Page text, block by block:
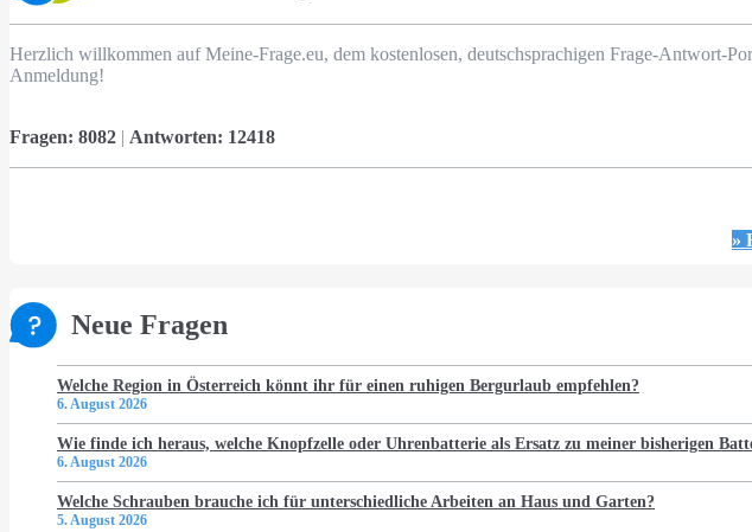
Herzlich willkommen auf Meine-Frage.eu, dem kostenlosen, deutschsprachigen Frage-Antwort-
Anmeldung!
Fragen: 8082 | Antworten: 12418
»
Neue Fragen
Welche Region in Österreich könnt ihr für einen ruhigen Bergurlaub empfehlen?
6. August 2026
Wie finde ich heraus, welche Knopfzelle oder Uhrenbatterie als Ersatz zu meiner bisherigen
6. August 2026
Welche Schrauben brauche ich für unterschiedliche Arbeiten an Haus und Garten?
5. August 2026